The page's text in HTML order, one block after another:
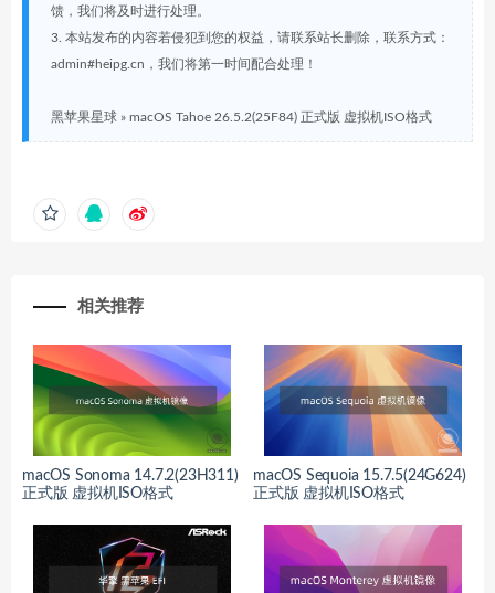
馈，我们将及时进行处理。
3. 本站发布的内容若侵犯到您的权益，请联系站长删除，联系方式：
admin#heipg.cn，我们将第一时间配合处理！
黑苹果星球 » macOS Tahoe 26.5.2(25F84) 正式版 虚拟机ISO格式
相关推荐
macOS Sonoma 14.7.2(23H311)
正式版 虚拟机ISO格式
macOS Sequoia 15.7.5(24G624)
正式版 虚拟机ISO格式